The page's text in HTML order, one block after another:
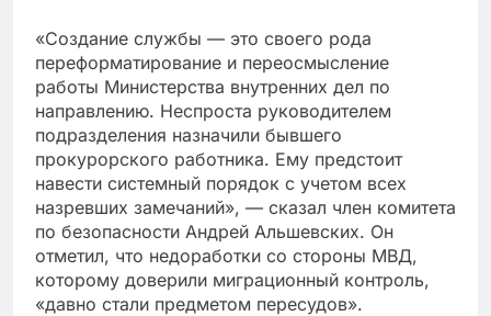
«Создание службы — это своего рода
переформатирование и переосмысление
работы Министерства внутренних дел по
направлению. Неспроста руководителем
подразделения назначили бывшего
прокурорского работника. Ему предстоит
навести системный порядок с учетом всех
назревших замечаний», — сказал член комитета
по безопасности Андрей Альшевских. Он
отметил, что недоработки со стороны МВД,
которому доверили миграционный контроль,
«давно стали предметом пересудов».